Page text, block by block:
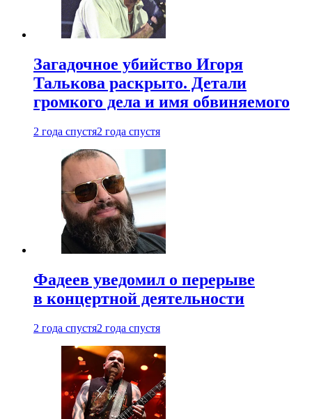
Загадочное убийство Игоря
Талькова раскрыто. Детали
громкого дела и имя обвиняемого
2 года спустя2 года спустя
Фадеев уведомил о перерыве
в концертной деятельности
2 года спустя2 года спустя